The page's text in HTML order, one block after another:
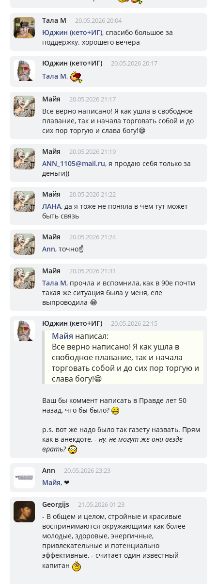
Тала М 20.05.2026 20:04
Юджин (кето+ИГ), спасибо большое за
поддержку. хорошего вечера
Юджин (кето+ИГ) 20.05.2026 20:17
Тала М,
Майя 20.05.2026 21:17
Все верно написано! Я как ушла в свободное
плавание, так и начала торговать собой и до
сих пор торгую и слава богу!😁
Майя 20.05.2026 21:19
ANN_1105@mail.ru, я продаю себя только за
деньги))
Майя 20.05.2026 21:22
ЛАНА, да я тоже не поняла в чем тут может
быть связь
Майя 20.05.2026 21:24
Ann, точно☝️
Майя 20.05.2026 21:31
Тала М, прочла и вспомнила, как в 90е почти
такая же ситуация была у меня, еле
выпроводила 😂
Юджин (кето+ИГ) 20.05.2026 22:15
Майя написал:
Все верно написано! Я как ушла в
свободное плавание, так и начала
торговать собой и до сих пор торгую и
слава богу!😁
Ваш бы коммент написать в Правде лет 50
назад, что бы было?
p.s. вот же надо было так газету назвать. Прям
как в анекдоте, - ну, не могут же они везде
врать?
Ann 20.05.2026 23:23
Майя, ❤
Georgijs 21.05.2026 01:23
- В общем и целом, стройные и красивые
воспринимаются окружающими как более
молодые, здоровые, энергичные,
привлекательные и потенциально
эффективные, - считает один известный
капитан